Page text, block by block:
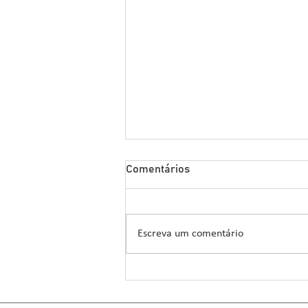
Sipcam Nichino Lança
defensivos agrícolas, introduziu um
novo herbicida para o manejo do
Comentários
Escreva um comentário